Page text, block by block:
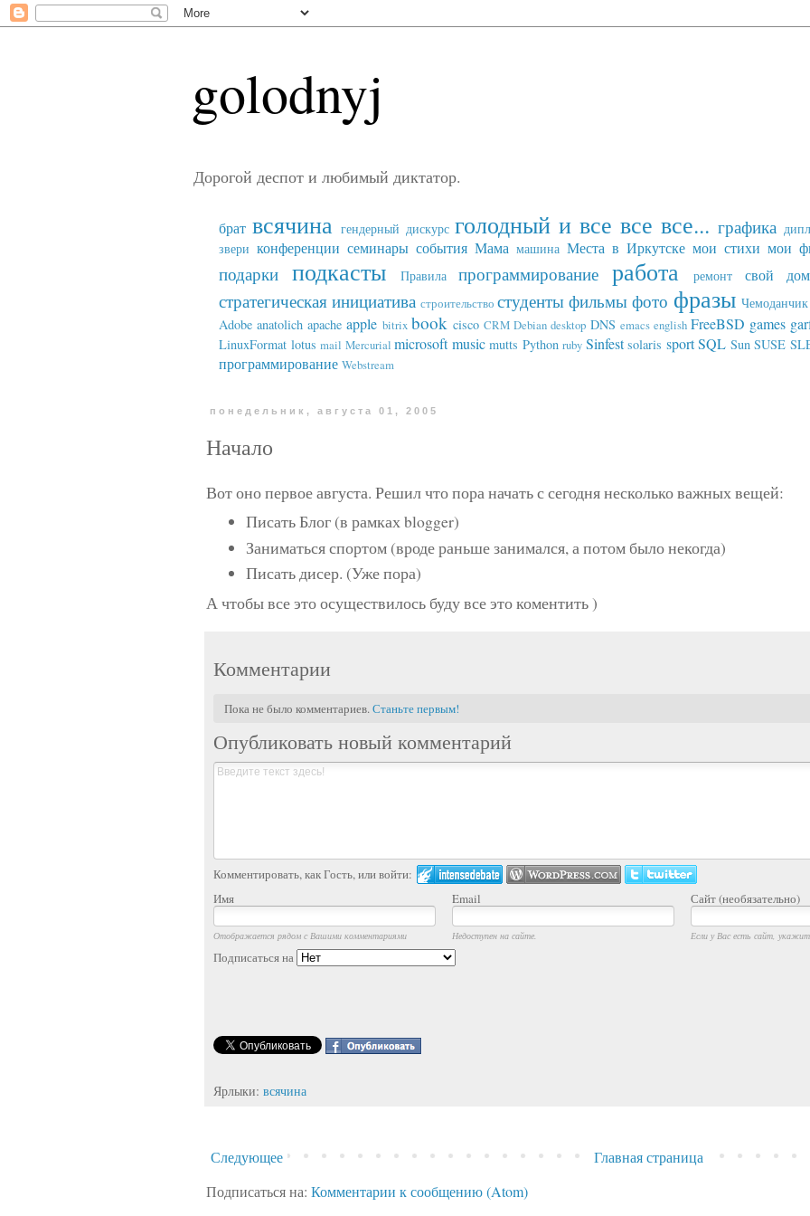
golodnyj
Дорогой деспот и любимый диктатор.
брат всячина гендерный дискурс голодный и все все все... графика
звери конференции семинары события Мама машина Места в Иркутске мои стихи мои
подарки подкасты Правила программирование работа ремонт свой дом
стратегическая инициатива строительство студенты фильмы фото фразы
Adobe anatolich apache apple bitrix book cisco CRM Debian desktop DNS emacs english FreeBSD games
LinuxFormat lotus mail Mercurial microsoft music mutts Python ruby Sinfest solaris sport SQL Sun SUSE
программирование Webstream
понедельник, августа 01, 2005
Начало
Вот оно первое августа. Решил что пора начать с сегодня несколько важных вещей:
Писать Блог (в рамках blogger)
Заниматься спортом (вроде раньше занимался, а потом было некогда)
Писать дисер. (Уже пора)
А чтобы все это осуществилось буду все это коментить )
Комментарии
Пока не было комментариев.Станьте первым!
Опубликовать новый комментарий
Комментировать, как Гость, или войти:
Имя
Email Сайт (необязательно)
Отображается рядом с Вашими комментариями Недоступен на сайте. Если у Вас есть сайт,
Подписаться на
Ярлыки: всячина
Следующее
Главная страница
Подписаться на: Комментарии к сообщению (Atom)